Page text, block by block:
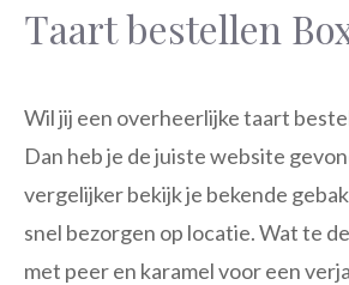
Taart bestellen
Wil jij een overheerlijke taart
Dan heb je de juiste website
vergelijker bekijk je bekende
snel bezorgen op locatie. Wat te
met peer en karamel voor een